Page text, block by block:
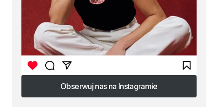
Obserwuj nas na Instagramie
Obserwuj nas na Instagramie